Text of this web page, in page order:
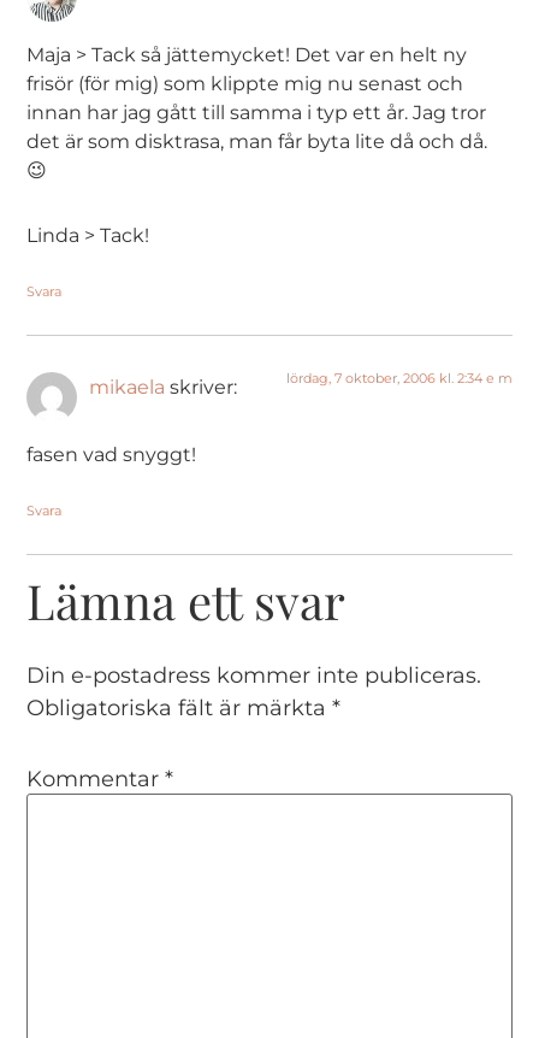
Maja > Tack så jättemycket! Det var en helt ny
frisör (för mig) som klippte mig nu senast och
innan har jag gått till samma i typ ett år. Jag tror
det är som disktrasa, man får byta lite då och då.
😉
Linda > Tack!
Svara
mikaela skriver: lördag, 7 oktober, 2006 kl. 2:34 e m
fasen vad snyggt!
Svara
Lämna ett svar
Din e-postadress kommer inte publiceras.
Obligatoriska fält är märkta*
Kommentar*